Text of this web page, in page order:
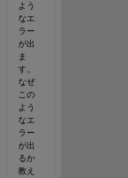
よう
なエ
ラー
が出
ま
す。
なぜ
この
よう
なエ
ラー
が出
るか
教え